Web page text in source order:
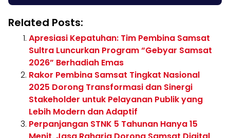
Related Posts:
Apresiasi Kepatuhan: Tim Pembina Samsat
Sultra Luncurkan Program “Gebyar Samsat
2026” Berhadiah Emas
Rakor Pembina Samsat Tingkat Nasional
2025 Dorong Transformasi dan Sinergi
Stakeholder untuk Pelayanan Publik yang
Lebih Modern dan Adaptif
Perpanjangan STNK 5 Tahunan Hanya 15